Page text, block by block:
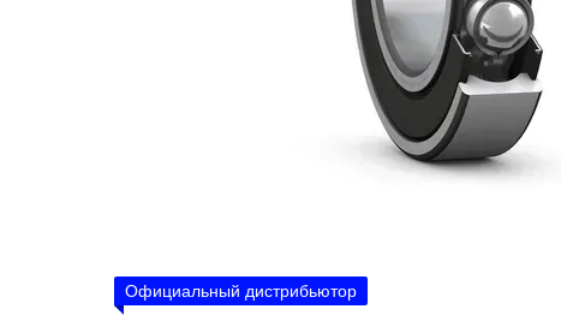
Официальный дистрибьютор